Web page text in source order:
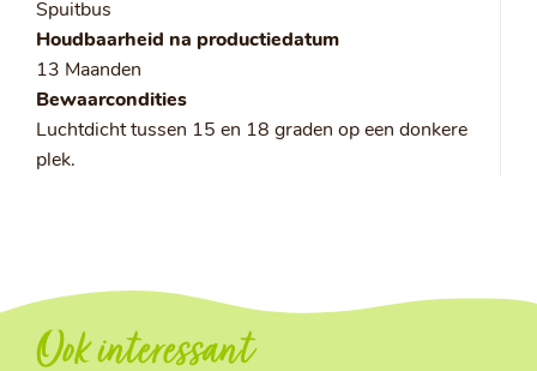
Spuitbus
Houdbaarheid na productiedatum
13 Maanden
Bewaarcondities
Luchtdicht tussen 15 en 18 graden op een donkere
plek.
Ook interessant